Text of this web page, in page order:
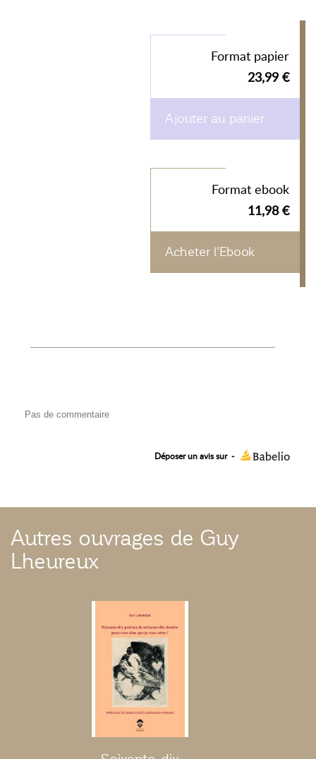
Format papier
23,99 €
Ajouter au panier
Format ebook
11,98 €
Acheter l'Ebook
Pas de commentaire
Déposer un avis sur -
Autres ouvrages de Guy
Lheureux